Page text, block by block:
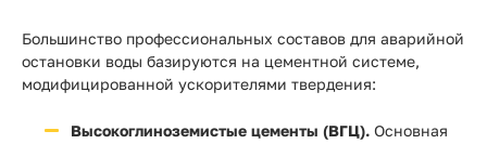
Большинство профессиональных составов для аварийной
остановки воды базируются на цементной системе,
модифицированной ускорителями твердения:
Высокоглиноземистые цементы (ВГЦ). Основная